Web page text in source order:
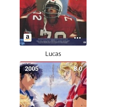
Lucas
8.0
2005